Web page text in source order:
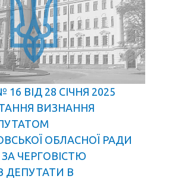
ВІД 28 СІЧНЯ 2025
ВИЗНАННЯ
ОБЛАСНОЇ РАДИ
ЧЕРГОВІСТЮ
ДЕПУТАТИ В